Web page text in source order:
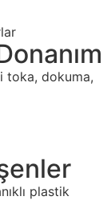
toka, dokuma,
plastik